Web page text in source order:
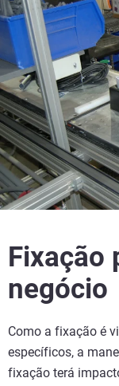
Fixação
negócio
Como a fixação é
específicos, a
fixação terá